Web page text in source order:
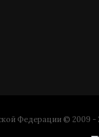
Федерации © 2009 -